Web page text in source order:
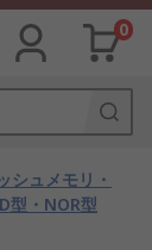
0
シュメモリ・
型・NOR型